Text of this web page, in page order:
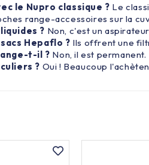
le Nupro classique ? Le
range-accessoires sur la
? Non, c'est un
Hepaflo ? Ils offrent une
t-il ? Non, il est
? Oui ! Beaucoup